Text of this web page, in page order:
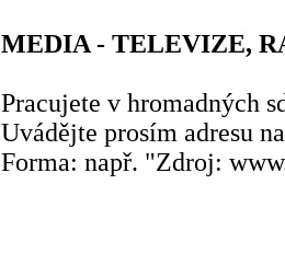
MEDIA - TELEVIZE,
Pracujete v hromadných
Uvádějte prosím adresu
Forma: např. "Zdroj: